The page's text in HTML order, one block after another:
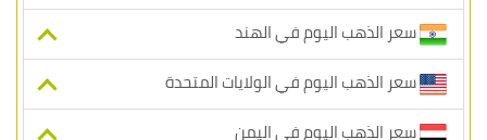
سعر الذهب اليوم في الهند
سعر الذهب اليوم في الولايات المتحدة
سعر الذهب اليوم في اليمن